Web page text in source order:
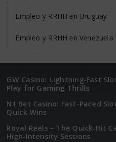
Empleo y RRHH en Uruguay
Empleo y RRHH en Venezuela
GW Casino: Lightning‑Fast
Play for Gaming Thrills
N1 Bet Casino: Fast-Paced
Quick Wins
Royal Reels – The Quick‑Hit
High‑Intensity Sessions